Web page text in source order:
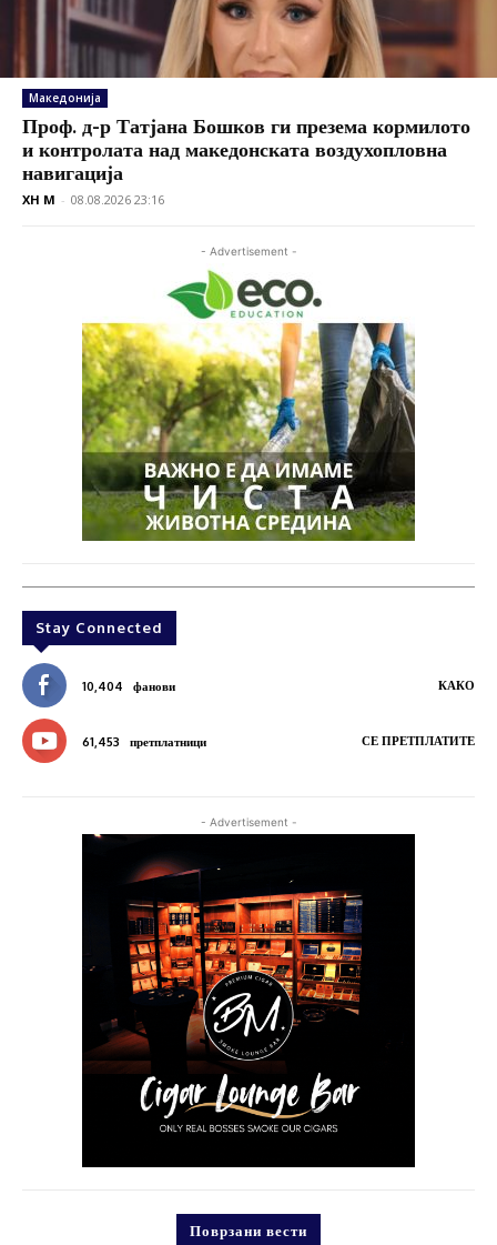
Македонија
Проф. д-р Татјана Бошков ги презема кормилото
и контролата над македонската воздухопловна
навигација
XH M - 08.08.2026 23:16
- Advertisement -
Stay Connected
10,404 фанови КАКО
61,453 претплатници СЕ ПРЕТПЛАТИТЕ
- Advertisement -
Поврзани вести